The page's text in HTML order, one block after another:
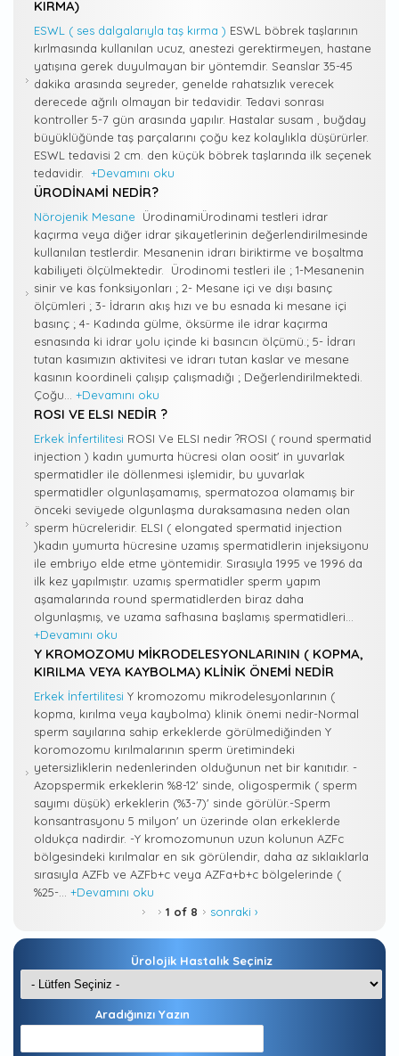
KIRMA)
ESWL ( ses dalgalarıyla taş kırma ) ESWL böbrek taşlarının
kırlmasında kullanılan ucuz, anestezi gerektirmeyen, hastane
yatışına gerek duyulmayan bir yöntemdir. Seanslar 35-45
dakika arasında seyreder, genelde rahatsızlık verecek
derecede ağrılı olmayan bir tedavidir. Tedavi sonrası
kontroller 5-7 gün arasında yapılır. Hastalar susam , buğday
büyüklüğünde taş parçalarını çoğu kez kolaylıkla düşürürler.
ESWL tedavisi 2 cm. den küçük böbrek taşlarında ilk seçenek
tedavidir. +Devamını oku
ÜRODINAMI NEDIR?
Nörojenik Mesane
ÜrodinamiÜrodinami testleri idrar
kaçırma veya diğer idrar şikayetlerinin değerlendirilmesinde
kullanılan testlerdir. Mesanenin idrarı biriktirme ve boşaltma
kabiliyeti ölçülmektedir. Ürodinomi testleri ile ; 1-Mesanenin
sinir ve kas fonksiyonları ; 2- Mesane içi ve dışı basınç
ölçümleri ; 3- İdrarın akış hızı ve bu esnada ki mesane içi
basınç ; 4- Kadında gülme, öksürme ile idrar kaçırma
esnasında ki idrar yolu içinde ki basıncın ölçümü.; 5- İdrarı
tutan kasımızın aktivitesi ve idrarı tutan kaslar ve mesane
kasının koordineli çalışıp çalışmadığı ; Değerlendirilmektedi.
Çoğu... +Devamını oku
ROSI VE ELSI NEDIR ?
Erkek İnfertilitesi ROSI Ve ELSI nedir ?ROSI ( round spermatid
injection ) kadın yumurta hücresi olan oosit' in yuvarlak
spermatidler ile döllenmesi işlemidir, bu yuvarlak
spermatidler olgunlaşamamış, spermatozoa olamamış bir
önceki seviyede olgunlaşma duraksamasına neden olan
sperm hücreleridir. ELSI ( elongated spermatid injection
)kadın yumurta hücresine uzamış spermatidlerin injeksiyonu
ile embriyo elde etme yöntemidir. Sırasıyla 1995 ve 1996 da
ilk kez yapılmıştır. uzamış spermatidler sperm yapım
aşamalarında round spermatidlerden biraz daha
olgunlaşmış, ve uzama safhasına başlamış spermatidleri...
+Devamını oku
Y KROMOZOMU MIKRODELESYONLARININ ( KOPMA,
KIRILMA VEYA KAYBOLMA) KLINIK ÖNEMI NEDIR
Erkek İnfertilitesi Y kromozomu mikrodelesyonlarının (
kopma, kırılma veya kaybolma) klinik önemi nedir-Normal
sperm sayılarına sahip erkeklerde görülmediğinden Y
koromozomu kırılmalarının sperm üretimindeki
yetersizliklerin nedenlerinden olduğunun net bir kanıtıdır. -
Azopspermik erkeklerin %8-12' sinde, oligospermik ( sperm
sayımı düşük) erkeklerin (%3-7)' sinde görülür.-Sperm
konsantrasyonu 5 milyon' un üzerinde olan erkeklerde
oldukça nadirdir. -Y kromozomunun uzun kolunun AZFc
bölgesindeki kırılmalar en sık görülendir, daha az sıklaıklarla
sırasıyla AZFb ve AZFb+c veya AZFa+b+c bölgelerinde (
%25-... +Devamını oku
1 of 8
sonraki ›
Ürolojik Hastalık Seçiniz
Aradığınızı Yazın